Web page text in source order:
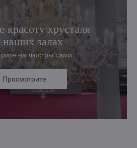
красоту хрусталя
наших залах
на люстры сами
Просмотрите